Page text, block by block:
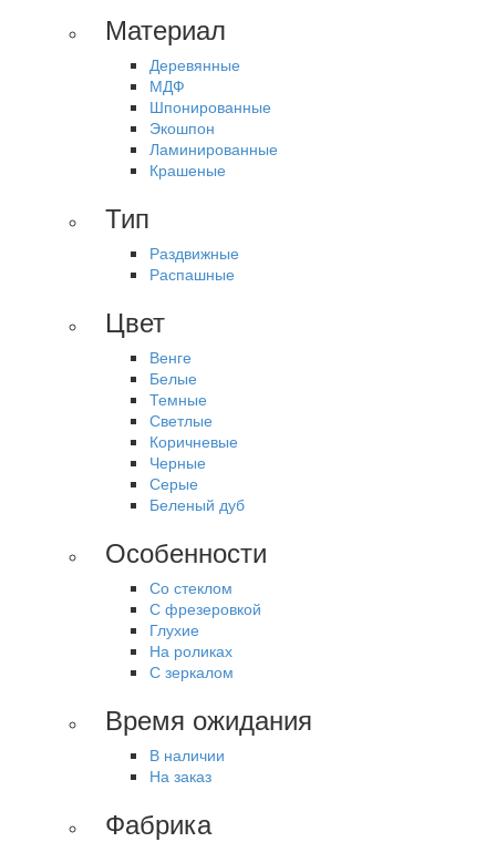
Материал
Деревянные
МДФ
Шпонированные
Экошпон
Ламинированные
Крашеные
Тип
Раздвижные
Распашные
Цвет
Венге
Белые
Темные
Светлые
Коричневые
Черные
Серые
Беленый дуб
Особенности
Со стеклом
С фрезеровкой
Глухие
На роликах
С зеркалом
Время ожидания
В наличии
На заказ
Фабрика